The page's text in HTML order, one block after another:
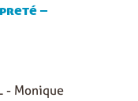
–
- Monique